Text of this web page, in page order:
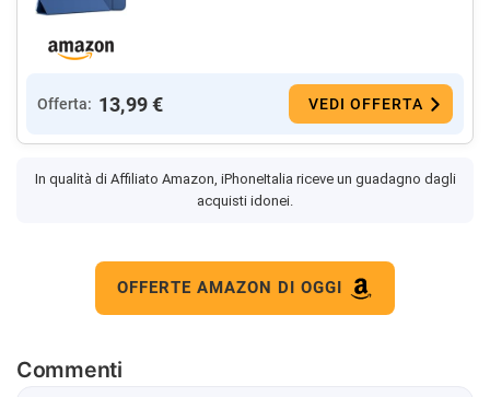
Offerta: 13,99 € VEDI OFFERTA
In qualità di Affiliato Amazon, iPhoneItalia riceve un guadagno dagli
acquisti idonei.
OFFERTE AMAZON DI OGGI
Commenti